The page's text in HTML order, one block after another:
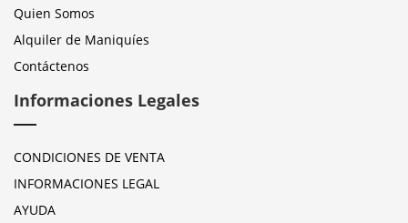
Quien Somos
Alquiler de Maniquíes
Contáctenos
Informaciones Legales
CONDICIONES DE VENTA
INFORMACIONES LEGAL
AYUDA